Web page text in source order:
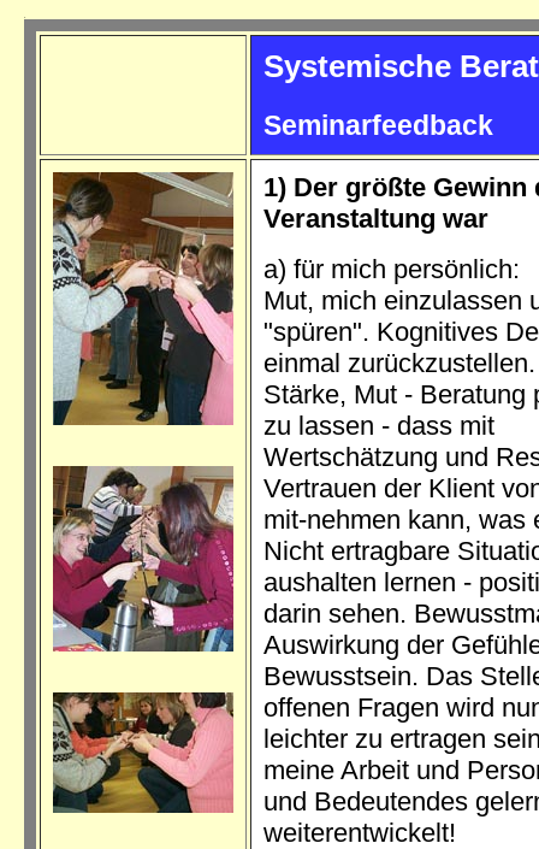
Systemische
Seminarfeedback
1) Der größte Gewinn
Veranstaltung war
a) für mich persönlich:
Mut, mich einzulassen
"spüren". Kognitives
einmal
Stärke, Mut - Beratung
zu lassen - dass mit
Wertschätzung und
Vertrauen der Klient
mit-nehmen kann, was
Nicht ertragbare
aushalten lernen -
darin sehen.
Auswirkung der
Bewusstsein. Das
offenen Fragen wird
leichter zu ertragen
meine Arbeit und
und Bedeutendes
weiterentwickelt!